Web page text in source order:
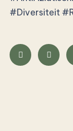
#Diversiteit